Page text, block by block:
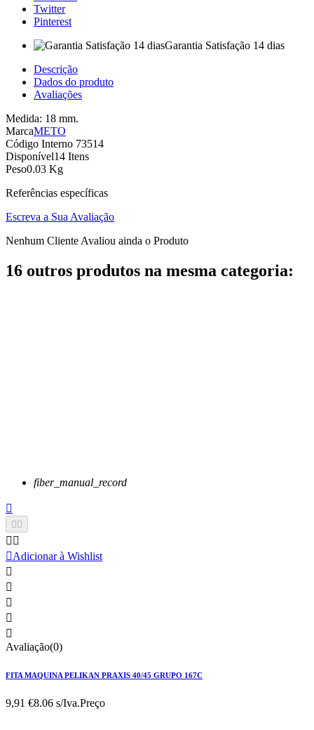
Twitter
Pinterest
Garantia Satisfação 14 dias
Descrição
Dados do produto
Avaliações
Medida: 18 mm.
MarcaMETO
Código Interno 73514
Disponível14 Itens
Peso0.03 Kg
Referências específicas
Escreva a Sua Avaliação
Nenhum Cliente Avaliou ainda o Produto
16 outros produtos na mesma categoria:
fiber_manual_record

 
 
Adicionar à Wishlist





Avaliação(0)
FITA MAQUINA PELIKAN PRAXIS 40/45 GRUPO 167C
9,91 €8.06 s/Iva.Preço